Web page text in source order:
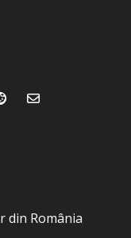
din România